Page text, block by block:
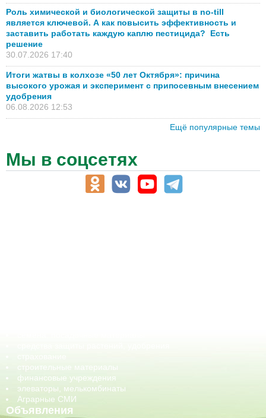
Роль химической и биологической защиты в no-till
является ключевой. А как повысить эффективность и
заставить работать каждую каплю пестицида? Есть
решение
30.07.2026 17:40
Итоги жатвы в колхозе «50 лет Октября»: причина
высокого урожая и эксперимент с припосевным внесением
удобрения
06.08.2026 12:53
Ещё популярные темы
Мы в соцсетях
строительные материалы
финансовые учреждения
элеваторы, мелькомбинаты
Аграрные СМИ
Объявления